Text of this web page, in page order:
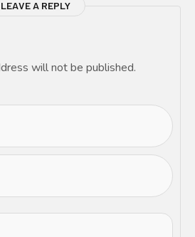
LEAVE A REPLY
will not be published.